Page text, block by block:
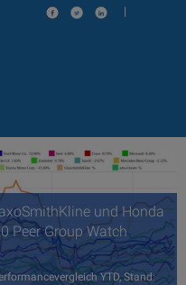
|
und Honda
Peer Group Watch
YTD, Stand: